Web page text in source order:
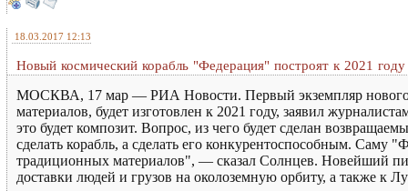
18.03.2017 12:13
Новый космический корабль "Федерация" построят к 2021 году
МОСКВА, 17 мар — РИА Новости. Первый экземпляр нового
материалов, будет изготовлен к 2021 году, заявил
это будет композит. Вопрос, из чего будет сделан
сделать корабль, а сделать его конкурентоспособным.
традиционных материалов", — сказал Солнцев. Новейший
доставки людей и грузов на околоземную орбиту, а также к